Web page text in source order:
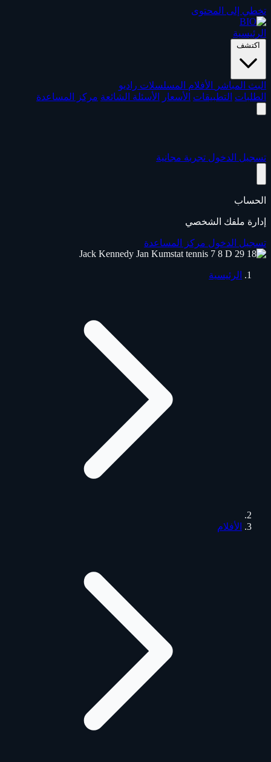
تخطي إلى المحتوى
الرئيسية
اكتشف
البث المباشر الأفلام المسلسلات راديو
الطلبات التطبيقات الأسعار الأسئلة الشائعة مركز المساعدة
تسجيل الدخول تجربة مجانية
الحساب
إدارة ملفك الشخصي
تسجيل الدخول مركز المساعدة
الرئيسية
الأفلام